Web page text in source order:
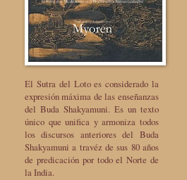
El Sutra del Loto es considerado la
expresión máxima de las enseñanzas
del Buda Shakyamuni. Es un texto
único que unifica y armoniza todos
los discursos anteriores del Buda
Shakyamuni a travéz de sus 80 años
de predicación por todo el Norte de
la India.